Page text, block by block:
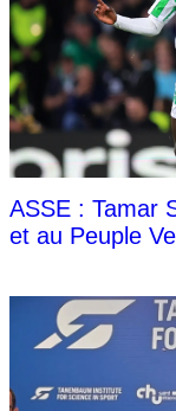
ASSE : Tamar
et au Peuple